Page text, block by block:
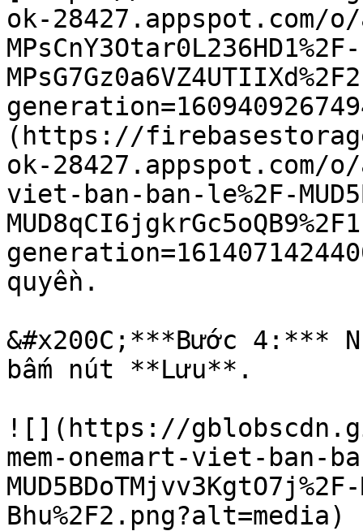
ok-28427.appspot.com/
MPsCnY3Otar0L236HD1%2F-
(https://
ok-28427.appspot.com/o/
viet-ban-ban-le%2F-
quyền.
&#x200C;***Bước 4:***
bấm nút **Lưu**.
![](https://
mem-onemart-viet-ban-
Bhu%2F2.png?alt=media)